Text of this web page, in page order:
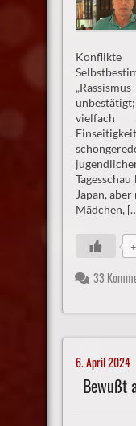
vielfach
Japan,
Mädchen,
33
6. April 2024
Bewußt